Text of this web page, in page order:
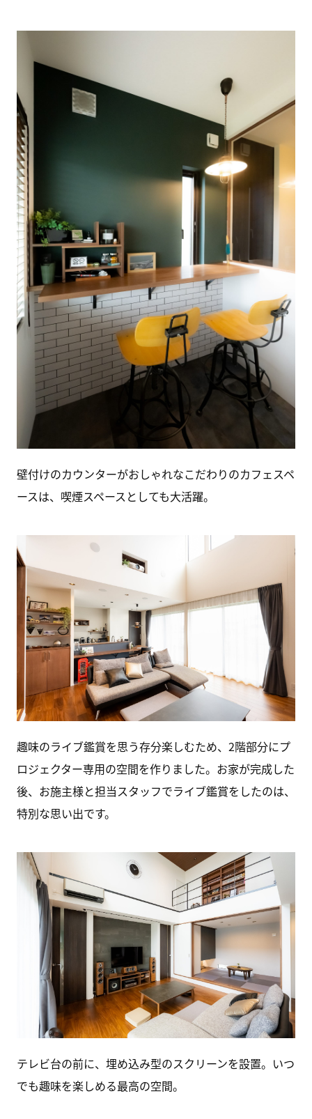
壁付けのカウンターがおしゃれなこだわりのカフェスペ
ースは、喫煙スペースとしても大活躍。
趣味のライブ鑑賞を思う存分楽しむため、2階部分にプ
ロジェクター専用の空間を作りました。お家が完成した
後、お施主様と担当スタッフでライブ鑑賞をしたのは、
特別な思い出です。
テレビ台の前に、埋め込み型のスクリーンを設置。いつ
でも趣味を楽しめる最高の空間。